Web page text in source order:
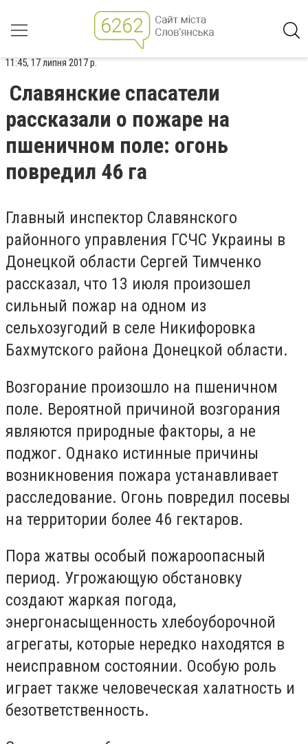
11:45, 17 липня 2017 р.
Славянские спасатели
рассказали о пожаре на
пшеничном поле: огонь
повредил 46 га
Главный инспектор Славянского
районного управления ГСЧС Украины в
Донецкой области Сергей Тимченко
рассказал, что 13 июля произошел
сильный пожар на одном из
сельхозугодий в селе Никифоровка
Бахмутского района Донецкой области.
Возгорание произошло на пшеничном
поле. Вероятной причиной возгорания
являются природные факторы, а не
поджог. Однако истинные причины
возникновения пожара устанавливает
расследование. Огонь повредил посевы
на территории более 46 гектаров.
Пора жатвы особый пожароопасный
период. Угрожающую обстановку
создают жаркая погода,
энергонасыщенность хлебоуборочной
агрегаты, которые нередко находятся в
неисправном состоянии. Особую роль
играет также человеческая халатность и
безответственность.